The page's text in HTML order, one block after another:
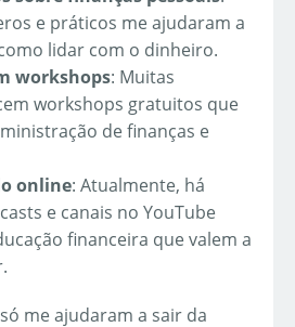
e práticos me ajudaram a
lidar com o dinheiro.
workshops: Muitas
workshops gratuitos que
de finanças e
online: Atualmente, há
e canais no YouTube
financeira que valem a
me ajudaram a sair da